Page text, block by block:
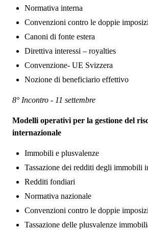
Normativa interna
Convenzioni contro le doppie
Canoni di fonte estera
Direttiva interessi – royalties
Convenzione- UE Svizzera
Nozione di beneficiario effettivo
8° Incontro - 11 settembre
Modelli operativi per la gestione del
internazionale
Immobili e plusvalenze
Tassazione dei redditi degli immobili
Redditi fondiari
Normativa nazionale
Convenzioni contro le doppie
Tassazione delle plusvalenze